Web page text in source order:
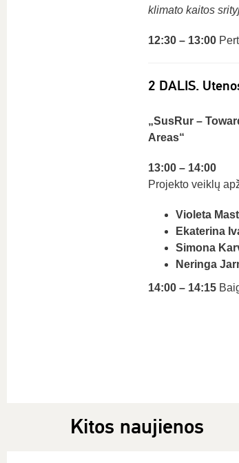
klimato kaitos
12:30 – 13:00
2 DALIS.
„SusRur –
Areas“
13:00 – 14:00
Projekto veiklų
Violeta
Ekaterina
Simona
Neringa
14:00 – 14:15
Kitos naujienos